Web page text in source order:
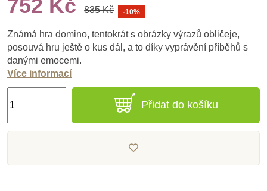
752 Kč 835 Kč -10%
Známá hra domino, tentokrát s obrázky výrazů obličeje,
posouvá hru ještě o kus dál, a to díky vyprávění příběhů s
danými emocemi.
Více informací
Přidat do košíku